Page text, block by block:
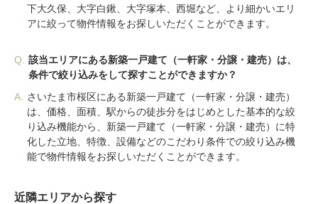
下大久保、大字白鍬、大字塚本、西堀など、より細かいエリ
アに絞って物件情報をお探しいただくことができます。
Q.
該当エリアにある新築一戸建て（一軒家・分譲・建売）は、
条件で絞り込みをして探すことができますか？
A.
さいたま市桜区にある新築一戸建て（一軒家・分譲・建売）
は、価格、面積、駅からの徒歩分をはじめとした基本的な絞
り込み機能から、新築一戸建て（一軒家・分譲・建売）に特
化した立地、特徴、設備などのこだわり条件での絞り込み機
能で物件情報をお探しいただくことができます。
近隣エリアから探す